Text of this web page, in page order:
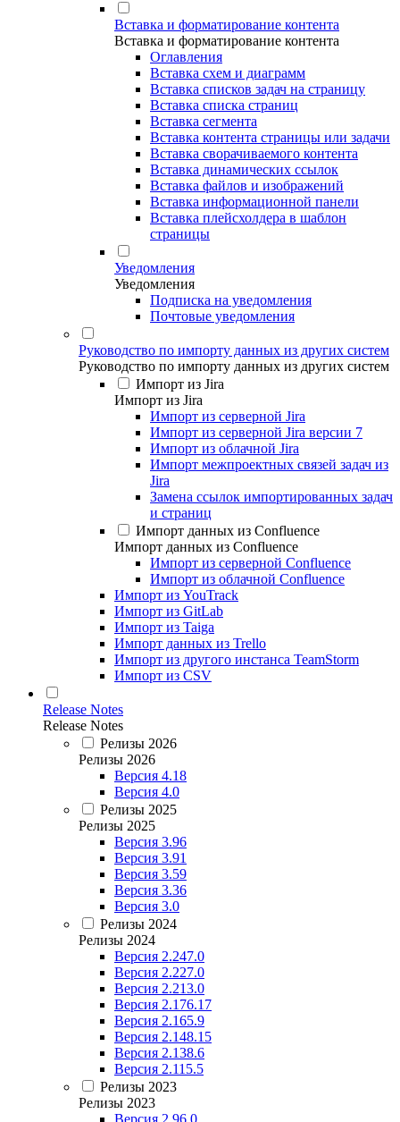
Вставка и форматирование контента
Вставка и форматирование контента
Оглавления
Вставка схем и диаграмм
Вставка списков задач на страницу
Вставка списка страниц
Вставка сегмента
Вставка контента страницы или задачи
Вставка сворачиваемого контента
Вставка динамических ссылок
Вставка файлов и изображений
Вставка информационной панели
Вставка плейсхолдера в шаблон
страницы
Уведомления
Уведомления
Подписка на уведомления
Почтовые уведомления
Руководство по импорту данных из других систем
Руководство по импорту данных из других систем
Импорт из Jira
Импорт из Jira
Импорт из серверной Jira
Импорт из серверной Jira версии 7
Импорт из облачной Jira
Импорт межпроектных связей задач из
Jira
Замена ссылок импортированных задач
и страниц
Импорт данных из Confluence
Импорт данных из Confluence
Импорт из серверной Confluence
Импорт из облачной Confluence
Импорт из YouTrack
Импорт из GitLab
Импорт из Taiga
Импорт данных из Trello
Импорт из другого инстанса TeamStorm
Импорт из CSV
Release Notes
Release Notes
Релизы 2026
Релизы 2026
Версия 4.18
Версия 4.0
Релизы 2025
Релизы 2025
Версия 3.96
Версия 3.91
Версия 3.59
Версия 3.36
Версия 3.0
Релизы 2024
Релизы 2024
Версия 2.247.0
Версия 2.227.0
Версия 2.213.0
Версия 2.176.17
Версия 2.165.9
Версия 2.148.15
Версия 2.138.6
Версия 2.115.5
Релизы 2023
Релизы 2023